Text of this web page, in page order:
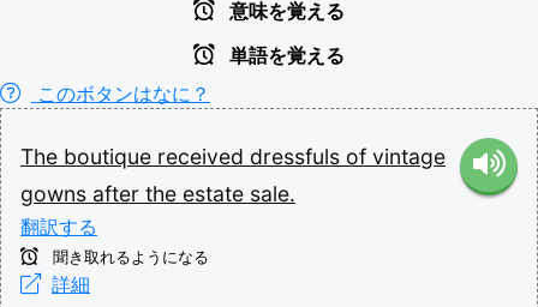
意味を覚える
単語を覚える
このボタンはなに？
The boutique received dressfuls of vintage
gowns after the estate sale.
翻訳する
聞き取れるようになる
詳細